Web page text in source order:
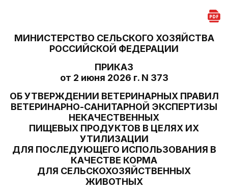
МИНИСТЕРСТВО СЕЛЬСКОГО ХОЗЯЙСТВА
РОССИЙСКОЙ ФЕДЕРАЦИИ
ПРИКАЗ
от 2 июня 2026 г. N 373
ОБ УТВЕРЖДЕНИИ ВЕТЕРИНАРНЫХ ПРАВИЛ
ВЕТЕРИНАРНО-САНИТАРНОЙ ЭКСПЕРТИЗЫ
НЕКАЧЕСТВЕННЫХ
ПИЩЕВЫХ ПРОДУКТОВ В ЦЕЛЯХ ИХ
УТИЛИЗАЦИИ
ДЛЯ ПОСЛЕДУЮЩЕГО ИСПОЛЬЗОВАНИЯ В
КАЧЕСТВЕ КОРМА
ДЛЯ СЕЛЬСКОХОЗЯЙСТВЕННЫХ
ЖИВОТНЫХ